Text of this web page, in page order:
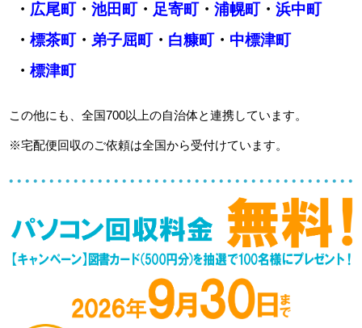
・ 広尾町・ 池田町・ 足寄町・ 浦幌町・ 浜中町
・ 標茶町・ 弟子屈町・ 白糠町・ 中標津町
・ 標津町
この他にも、全国700以上の自治体と連携しています。
※宅配便回収のご依頼は全国から受付けています。